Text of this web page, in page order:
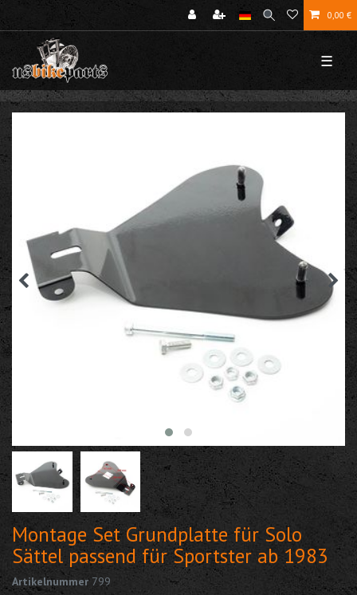
0,00 €
☰
Montage Set Grundplatte für Solo
Sättel passend für Sportster ab 1983
Artikelnummer 799